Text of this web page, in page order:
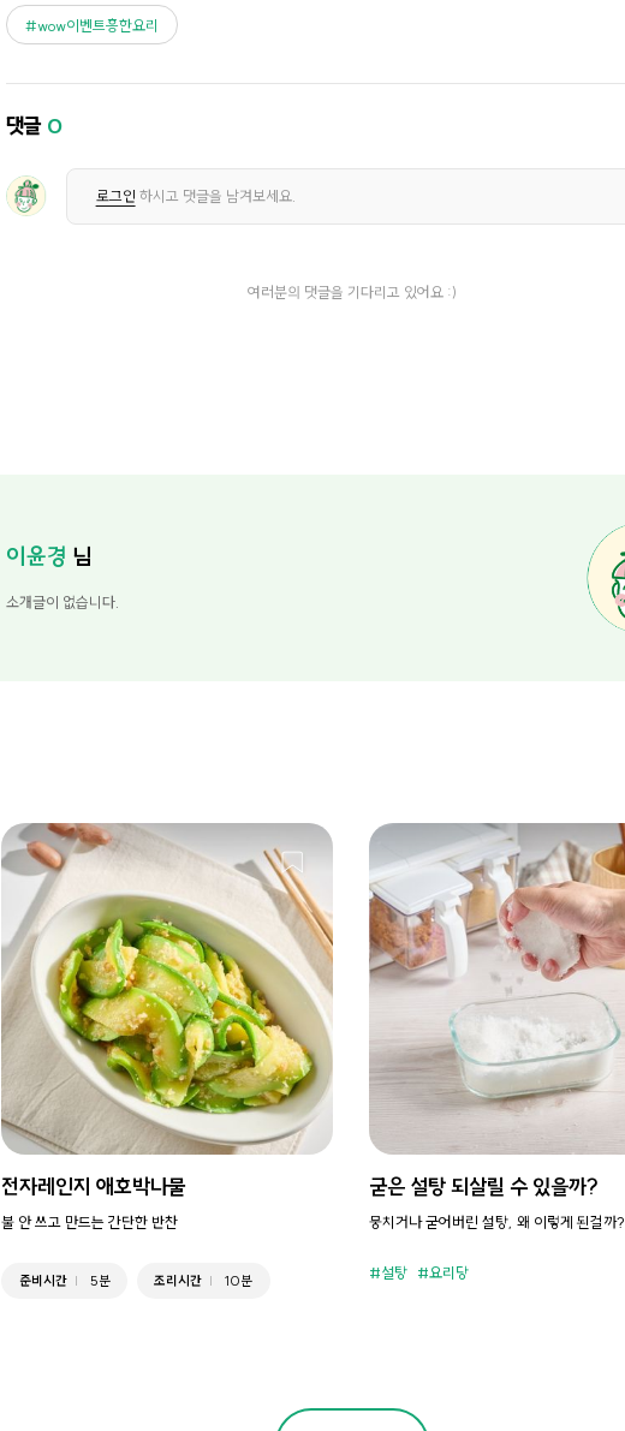
wow이벤트흥한요리
댓글 0
로그인 하시고 댓글을 남겨보세요.
여러분의 댓글을 기다리고 있어요 :)
이윤경 님
소개글이 없습니다.
전자레인지 애호박나물
불 안 쓰고 만드는 간단한 반찬
준비시간 5분 조리시간 10분
굳은 설탕 되살릴 수 있을까?
뭉치거나 굳어버린 설탕, 왜 이렇게 된걸까?
설탕 요리당